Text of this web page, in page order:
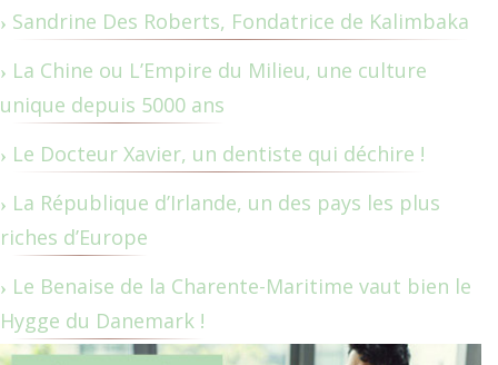
Sandrine Des Roberts, Fondatrice de Kalimbaka
La Chine ou L’Empire du Milieu, une culture
unique depuis 5000 ans
Le Docteur Xavier, un dentiste qui déchire !
La République d’Irlande, un des pays les plus
riches d’Europe
Le Benaise de la Charente-Maritime vaut bien le
Hygge du Danemark !